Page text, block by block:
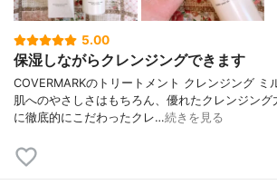
5.00
保湿しながらクレンジングできます
COVERMARKのトリートメント クレンジング ミ
肌へのやさしさはもちろん、優れたクレンジング
に徹底的にこだわったクレ…続きを見る